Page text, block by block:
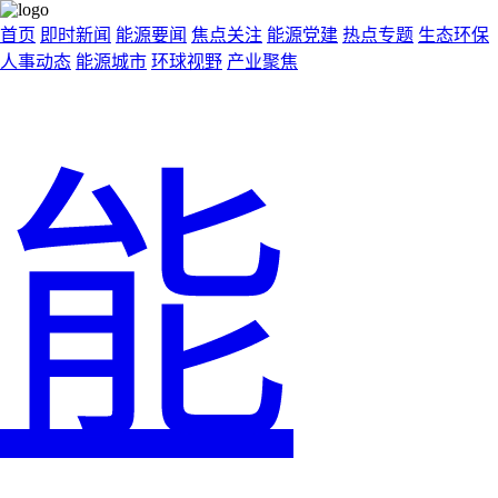
首页 即时新闻 能源要闻 焦点关注 能源党建 热点专题 生态环保
人事动态 能源城市 环球视野 产业聚焦
能